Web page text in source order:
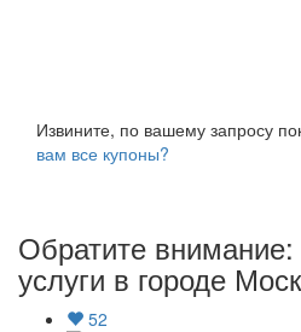
Извините, по вашему запросу
вам все купоны?
Обратите
услуги в городе
52